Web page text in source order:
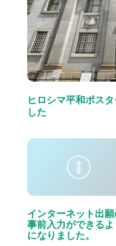
ヒロシマ平和ポス
した
インターネット出
事前入力ができるよ
になりました。